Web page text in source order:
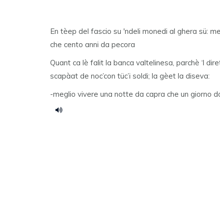
En tèep del fascio su 'ndeli monedi al ghera sü:
che cento anni da pecora
Quant ca lè falit la banca valtelinesa, parchè ‘l
scapàat de noc’con tüc’i soldi; la gèet la diseva:
-meglio vivere una notte da capra che un giorno